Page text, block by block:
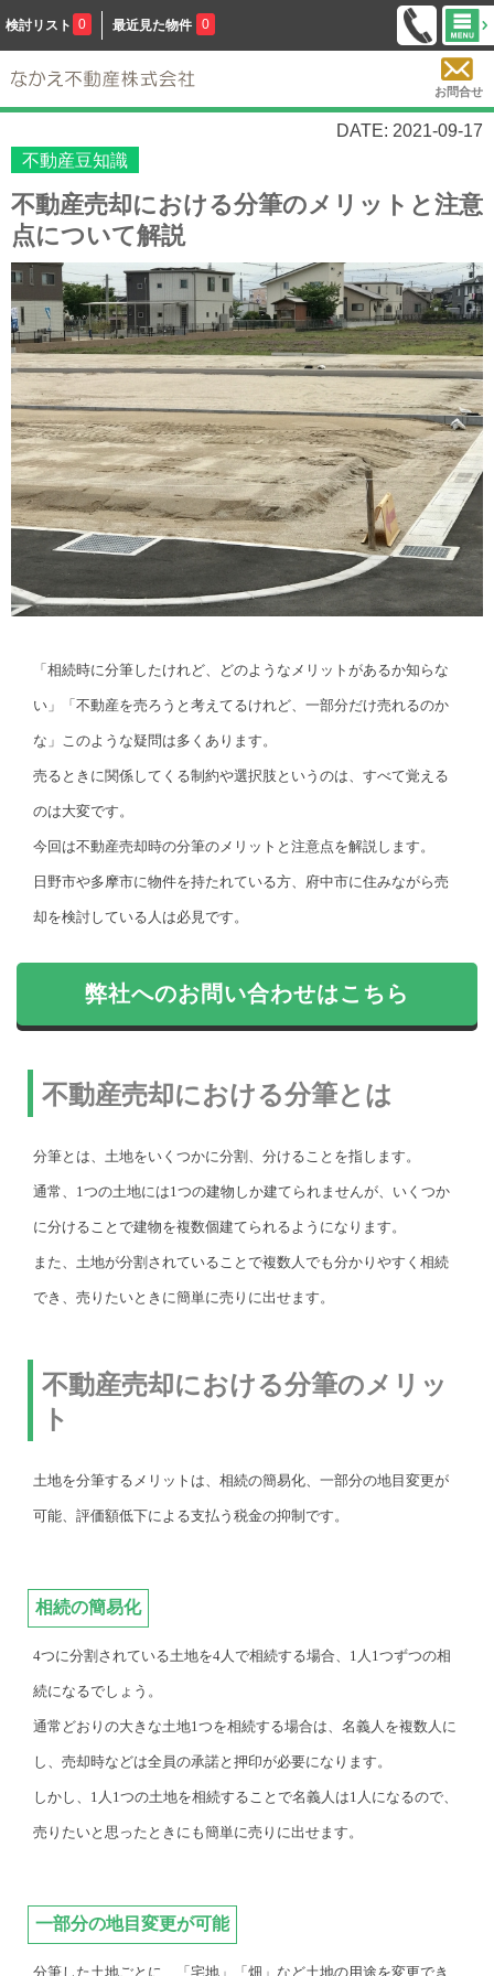
検討リスト 0 最近見た物件 0
お問合せ
DATE: 2021-09-17
不動産豆知識
不動産売却における分筆のメリットと注意
点について解説
「相続時に分筆したけれど、どのようなメリットがあるか知らな
い」「不動産を売ろうと考えてるけれど、一部分だけ売れるのか
な」このような疑問は多くあります。
売るときに関係してくる制約や選択肢というのは、すべて覚える
のは大変です。
今回は不動産売却時の分筆のメリットと注意点を解説します。
日野市や多摩市に物件を持たれている方、府中市に住みながら売
却を検討している人は必見です。
弊社へのお問い合わせはこちら
不動産売却における分筆とは
分筆とは、土地をいくつかに分割、分けることを指します。
通常、1つの土地には1つの建物しか建てられませんが、いくつか
に分けることで建物を複数個建てられるようになります。
また、土地が分割されていることで複数人でも分かりやすく相続
でき、売りたいときに簡単に売りに出せます。
不動産売却における分筆のメリッ
ト
土地を分筆するメリットは、相続の簡易化、一部分の地目変更が
可能、評価額低下による支払う税金の抑制です。
相続の簡易化
4つに分割されている土地を4人で相続する場合、1人1つずつの相
続になるでしょう。
通常どおりの大きな土地1つを相続する場合は、名義人を複数人に
し、売却時などは全員の承諾と押印が必要になります。
しかし、1人1つの土地を相続することで名義人は1人になるので、
売りたいと思ったときにも簡単に売りに出せます。
一部分の地目変更が可能
分筆した土地ごとに、「宅地」「畑」など土地の用途を変更でき